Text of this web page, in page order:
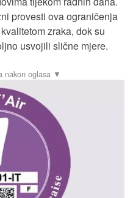
provesti ova ograničenja
zraka, dok su
usvojili slične mjere.